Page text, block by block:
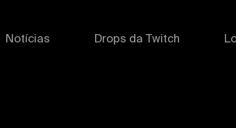
Notícias Drops da Twitch